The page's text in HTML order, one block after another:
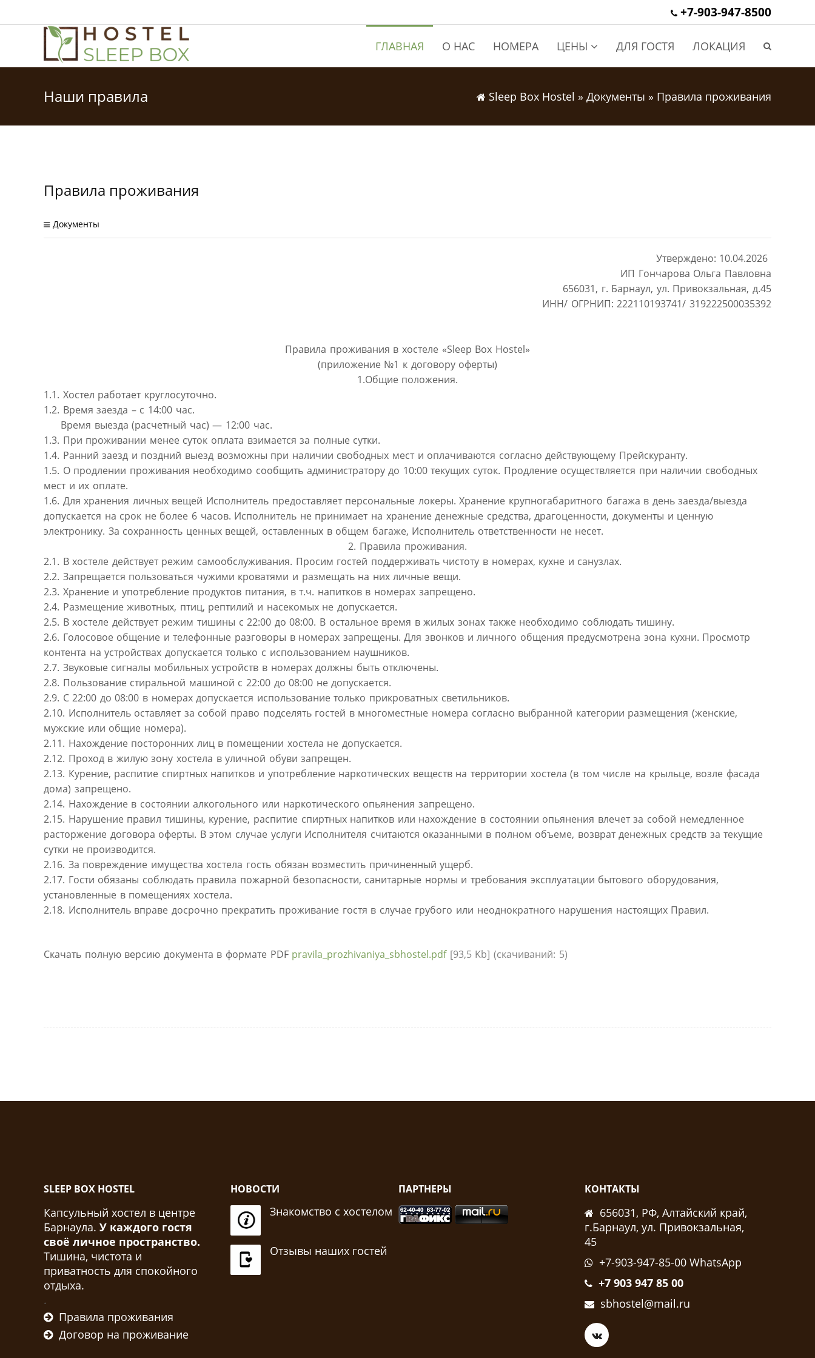
+7-903-947-8500
ГЛАВНАЯ О НАС НОМЕРА ЦЕНЫ ДЛЯ ГОСТЯ ЛОКАЦИЯ
Наши правила Sleep Box Hostel » Документы » Правила проживания
Правила проживания
Документы
Утверждено: 10.04.2026
ИП Гончарова Ольга Павловна
656031, г. Барнаул, ул. Привокзальная, д.45
ИНН/ ОГРНИП: 222110193741/ 319222500035392
Правила проживания в хостеле «Sleep Box Hostel»
(приложение №1 к договору оферты)
1.Общие положения.
1.1. Хостел работает круглосуточно.
1.2. Время заезда – с 14:00 час.
Время выезда (расчетный час) — 12:00 час.
1.3. При проживании менее суток оплата взимается за полные сутки.
1.4. Ранний заезд и поздний выезд возможны при наличии свободных мест и оплачиваются согласно действующему Прейскуранту.
1.5. О продлении проживания необходимо сообщить администратору до 10:00 текущих суток. Продление осуществляется при наличии свободных
мест и их оплате.
1.6. Для хранения личных вещей Исполнитель предоставляет персональные локеры. Хранение крупногабаритного багажа в день заезда/выезда
допускается на срок не более 6 часов. Исполнитель не принимает на хранение денежные средства, драгоценности, документы и ценную
электронику. За сохранность ценных вещей, оставленных в общем багаже, Исполнитель ответственности не несет.
2. Правила проживания.
2.1. В хостеле действует режим самообслуживания. Просим гостей поддерживать чистоту в номерах, кухне и санузлах.
2.2. Запрещается пользоваться чужими кроватями и размещать на них личные вещи.
2.3. Хранение и употребление продуктов питания, в т.ч. напитков в номерах запрещено.
2.4. Размещение животных, птиц, рептилий и насекомых не допускается.
2.5. В хостеле действует режим тишины с 22:00 до 08:00. В остальное время в жилых зонах также необходимо соблюдать тишину.
2.6. Голосовое общение и телефонные разговоры в номерах запрещены. Для звонков и личного общения предусмотрена зона кухни. Просмотр
контента на устройствах допускается только с использованием наушников.
2.7. Звуковые сигналы мобильных устройств в номерах должны быть отключены.
2.8. Пользование стиральной машиной с 22:00 до 08:00 не допускается.
2.9. С 22:00 до 08:00 в номерах допускается использование только прикроватных светильников.
2.10. Исполнитель оставляет за собой право подселять гостей в многоместные номера согласно выбранной категории размещения (женские,
мужские или общие номера).
2.11. Нахождение посторонних лиц в помещении хостела не допускается.
2.12. Проход в жилую зону хостела в уличной обуви запрещен.
2.13. Курение, распитие спиртных напитков и употребление наркотических веществ на территории хостела (в том числе на крыльце, возле фасада
дома) запрещено.
2.14. Нахождение в состоянии алкогольного или наркотического опьянения запрещено.
2.15. Нарушение правил тишины, курение, распитие спиртных напитков или нахождение в состоянии опьянения влечет за собой немедленное
расторжение договора оферты. В этом случае услуги Исполнителя считаются оказанными в полном объеме, возврат денежных средств за текущие
сутки не производится.
2.16. За повреждение имущества хостела гость обязан возместить причиненный ущерб.
2.17. Гости обязаны соблюдать правила пожарной безопасности, санитарные нормы и требования эксплуатации бытового оборудования,
установленные в помещениях хостела.
2.18. Исполнитель вправе досрочно прекратить проживание гостя в случае грубого или неоднократного нарушения настоящих Правил.
Скачать полную версию документа в формате PDF pravila_prozhivaniya_sbhostel.pdf[93,5 Kb] (cкачиваний: 5)
SLEEP BOX HOSTEL
Капсульный хостел в центре
Барнаула. У каждого гостя
своё личное пространство.
Тишина, чистота и
приватность для спокойного
отдыха.
.
Правила проживания
Договор на проживание
НОВОСТИ
Знакомство с хостелом
Отзывы наших гостей
ПАРТНЕРЫ КОНТАКТЫ
656031, РФ, Алтайский край,
г.Барнаул, ул. Привокзальная,
45
+7-903-947-85-00WhatsApp
+7 903 947 85 00
sbhostel@mail.ru